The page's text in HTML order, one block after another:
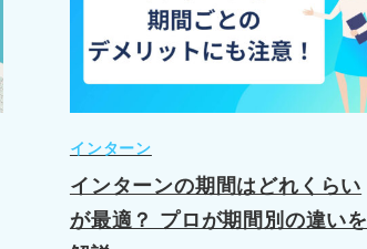
インターン
インターンの期間はどれくらい
が最適？ プロが期間別の違いを